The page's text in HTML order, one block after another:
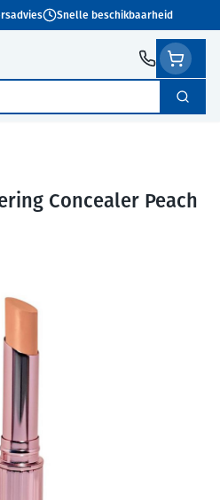
Snelle beschikbaarheid
Zoek
Concealer Peach